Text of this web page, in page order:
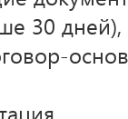
30